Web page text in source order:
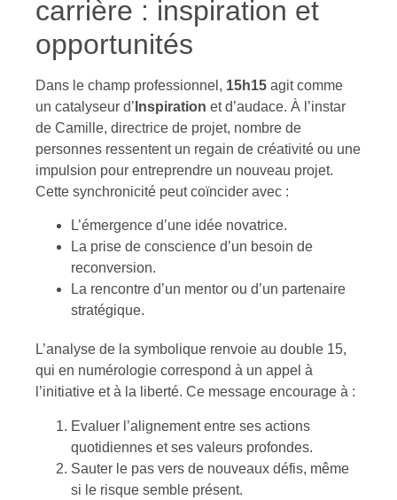
carrière : inspiration et
opportunités
Dans le champ professionnel, 15h15 agit comme
un catalyseur d’ Inspiration et d’audace. À l’instar
de Camille, directrice de projet, nombre de
personnes ressentent un regain de créativité ou une
impulsion pour entreprendre un nouveau projet.
Cette synchronicité peut coïncider avec :
L’émergence d’une idée novatrice.
La prise de conscience d’un besoin de
reconversion.
La rencontre d’un mentor ou d’un partenaire
stratégique.
L’analyse de la symbolique renvoie au double 15,
qui en numérologie correspond à un appel à
l’initiative et à la liberté. Ce message encourage à :
Evaluer l’alignement entre ses actions
quotidiennes et ses valeurs profondes.
Sauter le pas vers de nouveaux défis, même
si le risque semble présent.